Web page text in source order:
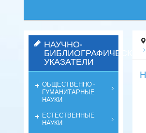
НАУЧНО-
БИБЛИОГРАФИЧЕСКИЕ
УКАЗАТЕЛИ
ОБЩЕСТВЕННО -
ГУМАНИТАРНЫЕ
НАУКИ
ЕСТЕСТВЕННЫЕ
НАУКИ